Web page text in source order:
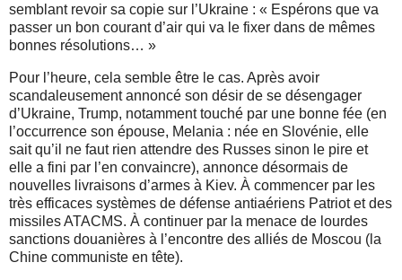
semblant revoir sa copie sur l’Ukraine : « Espérons que va
passer un bon courant d’air qui va le fixer dans de mêmes
bonnes résolutions… »
Pour l’heure, cela semble être le cas. Après avoir
scandaleusement annoncé son désir de se désengager
d’Ukraine, Trump, notamment touché par une bonne fée (en
l’occurrence son épouse, Melania : née en Slovénie, elle
sait qu’il ne faut rien attendre des Russes sinon le pire et
elle a fini par l’en convaincre), annonce désormais de
nouvelles livraisons d’armes à Kiev. À commencer par les
très efficaces systèmes de défense antiaériens Patriot et des
missiles ATACMS. À continuer par la menace de lourdes
sanctions douanières à l’encontre des alliés de Moscou (la
Chine communiste en tête).